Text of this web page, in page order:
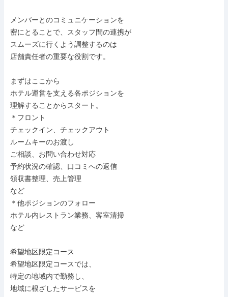
メンバーとのコミュニケーションを
密にとることで、スタッフ間の連携が
スムーズに行くよう調整するのは
店舗責任者の重要な役割です。
まずはここから
ホテル運営を支える各ポジションを
理解することからスタート。
＊フロント
チェックイン、チェックアウト
ルームキーのお渡し
ご相談、お問い合わせ対応
予約状況の確認、口コミへの返信
領収書整理、売上管理
など
＊他ポジションのフォロー
ホテル内レストラン業務、客室清掃
など
希望地区限定コース
希望地区限定コースでは、
特定の地域内で勤務し、
地域に根ざしたサービスを